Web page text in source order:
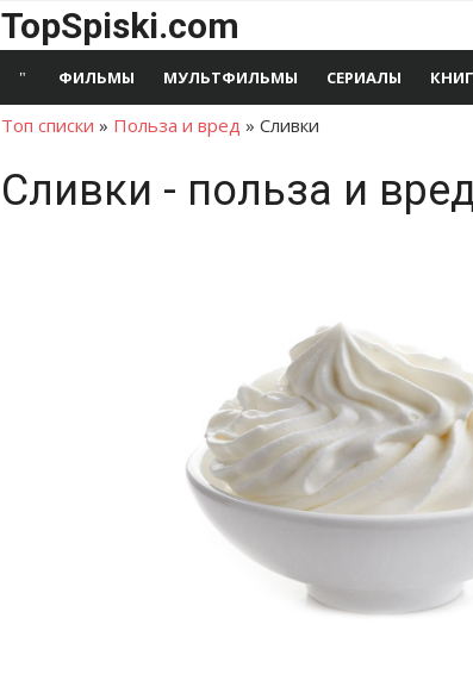
TopSpiski.com
ФИЛЬМЫ МУЛЬТФИЛЬМЫ СЕРИАЛЫ
Топ списки » Польза и вред » Сливки
Сливки - польза и